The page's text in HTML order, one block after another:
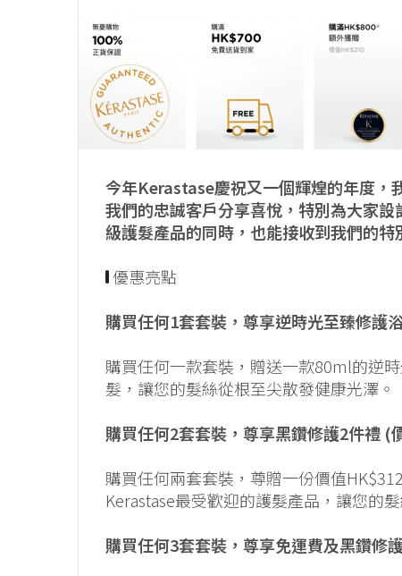
今年Kerastase慶祝又一個輝煌的年度，
我們的忠誠客戶分享喜悅，特別為大家
級護髮產品的同時，也能接收到我們的特
優惠亮點
購買任何1套套裝，尊享逆時光至臻修護
購買任何一款套裝，贈送一款80ml的逆
髮，讓您的髮絲從根至尖散發健康光澤。
購買任何2套套裝，尊享黑鑽修護2件禮 (
購買任何兩套套裝，尊贈一份價值
Kerastase最受歡迎的護髮產品，讓您的
購買任何3套套裝，尊享免運費及黑鑽修